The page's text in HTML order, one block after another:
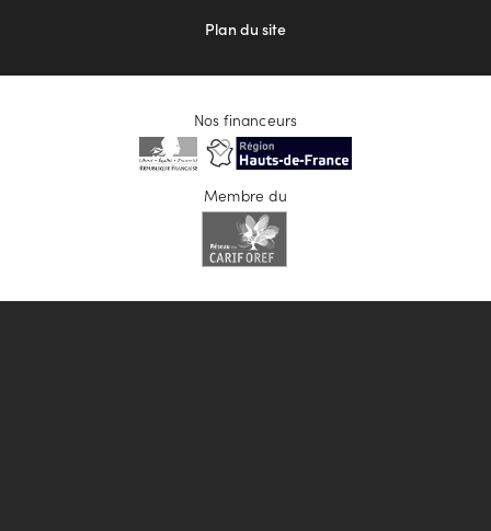
Plan du site
Nos financeurs
Membre du